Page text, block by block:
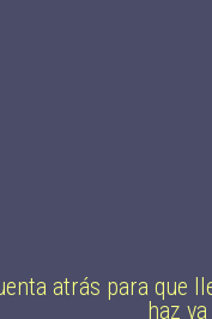
atrás para que
haz